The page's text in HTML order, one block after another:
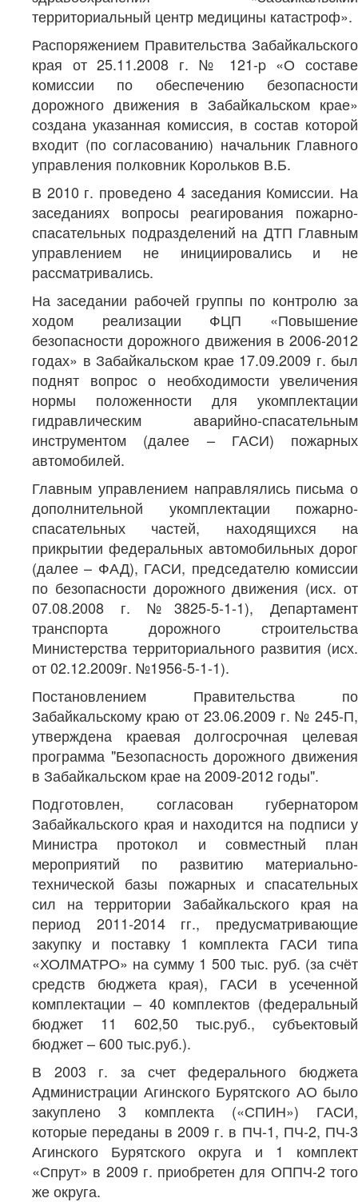
территориальный центр медицины катастроф».
Распоряжением Правительства Забайкальского
края от 25.11.2008 г. № 121-p «О составе
комиссии по обеспечению безопасности
дорожного движения в Забайкальском крае»
создана указанная комиссия, в состав которой
входит (по согласованию) начальник Главного
управления полковник Корольков В.Б.
В 2010 г. проведено 4 заседания Комиссии. На
заседаниях вопросы реагирования пожарно-
спасательных подразделений на ДТП Главным
управлением не инициировались и не
рассматривались.
На заседании рабочей группы по контролю за
ходом реализации ФЦП «Повышение
безопасности дорожного движения в 2006-2012
годах» в Забайкальском крае 17.09.2009 г. был
поднят вопрос о необходимости увеличения
нормы положенности для укомплектации
гидравлическим аварийно-спасательным
инструментом (далее – ГАСИ) пожарных
автомобилей.
Главным управлением направлялись письма о
дополнительной укомплектации пожарно-
спасательных частей, находящихся на
прикрытии федеральных автомобильных дорог
(далее – ФАД), ГАСИ, председателю комиссии
по безопасности дорожного движения (исх. от
07.08.2008 г. №3825-5-1-1), Департамент
транспорта дорожного строительства
Министерства территориального развития (исх.
от 02.12.2009г. №1956-5-1-1).
Постановлением Правительства по
Забайкальскому краю от 23.06.2009 г. № 245-П,
утверждена краевая долгосрочная целевая
программа "Безопасность дорожного движения
в Забайкальском крае на 2009-2012 годы".
Подготовлен, согласован губернатором
Забайкальского края и находится на подписи у
Министра протокол и совместный план
мероприятий по развитию материально-
технической базы пожарных и спасательных
сил на территории Забайкальского края на
период 2011-2014 гг., предусматривающие
закупку и поставку 1 комплекта ГАСИ типа
«ХОЛМАТРО» на сумму 1 500 тыс. руб. (за счёт
средств бюджета края), ГАСИ в усеченной
комплектации – 40 комплектов (федеральный
бюджет 11 602,50 тыс.руб., субъектовый
бюджет – 600 тыс.руб.).
В 2003 г. за счет федерального бюджета
Администрации Агинского Бурятского АО было
закуплено 3 комплекта («СПИН») ГАСИ,
которые переданы в 2009 г. в ПЧ-1, ПЧ-2, ПЧ-3
Агинского Бурятского округа и 1 комплект
«Спрут» в 2009 г. приобретен для ОППЧ-2 того
же округа.